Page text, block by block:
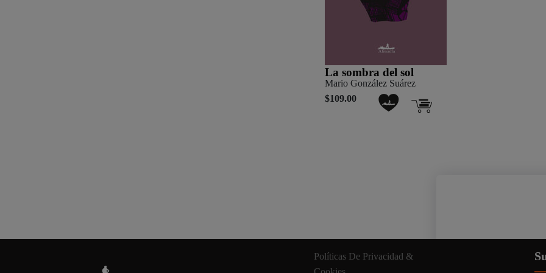
La sombra del sol
Mario González Suárez
$109.00
información relevante.
Políticas De Privacidad &